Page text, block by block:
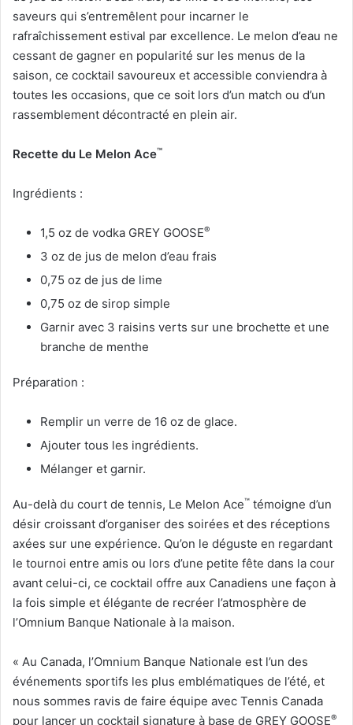
saveurs qui s’entremêlent pour incarner le
rafraîchissement estival par excellence. Le melon d’eau ne
cessant de gagner en popularité sur les menus de la
saison, ce cocktail savoureux et accessible conviendra à
toutes les occasions, que ce soit lors d’un match ou d’un
rassemblement décontracté en plein air.
Recette du Le Melon Ace™
Ingrédients :
1,5 oz de vodka GREY GOOSE®
3 oz de jus de melon d’eau frais
0,75 oz de jus de lime
0,75 oz de sirop simple
Garnir avec 3 raisins verts sur une brochette et une
branche de menthe
Préparation :
Remplir un verre de 16 oz de glace.
Ajouter tous les ingrédients.
Mélanger et garnir.
Au-delà du court de tennis, Le Melon Ace™ témoigne d’un
désir croissant d’organiser des soirées et des réceptions
axées sur une expérience. Qu’on le déguste en regardant
le tournoi entre amis ou lors d’une petite fête dans la cour
avant celui-ci, ce cocktail offre aux Canadiens une façon à
la fois simple et élégante de recréer l’atmosphère de
l’Omnium Banque Nationale à la maison.
« Au Canada, l’Omnium Banque Nationale est l’un des
événements sportifs les plus emblématiques de l’été, et
nous sommes ravis de faire équipe avec Tennis Canada
pour lancer un cocktail signature à base de GREY GOOSE®